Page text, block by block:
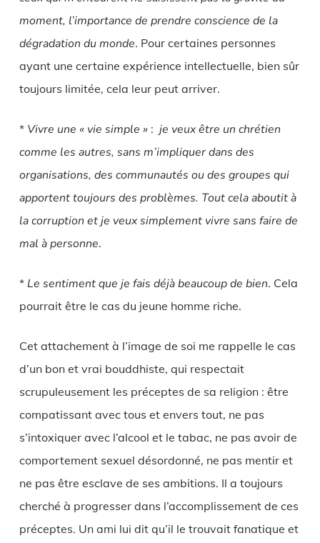
moment, l’importance de prendre conscience de la
dégradation du monde. Pour certaines personnes
ayant une certaine expérience intellectuelle, bien sûr
toujours limitée, cela leur peut arriver.
* Vivre une « vie simple » : je veux être un chrétien
comme les autres, sans m’impliquer dans des
organisations, des communautés ou des groupes qui
apportent toujours des problèmes. Tout cela aboutit à
la corruption et je veux simplement vivre sans faire de
mal à personne.
* Le sentiment que je fais déjà beaucoup de bien. Cela
pourrait être le cas du jeune homme riche.
Cet attachement à l’image de soi me rappelle le cas
d’un bon et vrai bouddhiste, qui respectait
scrupuleusement les préceptes de sa religion : être
compatissant avec tous et envers tout, ne pas
s’intoxiquer avec l’alcool et le tabac, ne pas avoir de
comportement sexuel désordonné, ne pas mentir et
ne pas être esclave de ses ambitions. Il a toujours
cherché à progresser dans l’accomplissement de ces
préceptes. Un ami lui dit qu’il le trouvait fanatique et